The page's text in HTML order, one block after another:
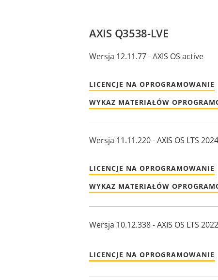
AXIS Q3538-LVE
Wersja 12.11.77 - AXIS OS active
LICENCJE NA OPROGRAMOWANIE
WYKAZ MATERIAŁÓW
Wersja 11.11.220 - AXIS OS LTS 2024
LICENCJE NA OPROGRAMOWANIE
WYKAZ MATERIAŁÓW
Wersja 10.12.338 - AXIS OS LTS 2022
LICENCJE NA OPROGRAMOWANIE